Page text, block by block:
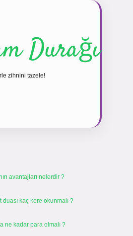
Durağı
zihnini tazele!
avantajları nelerdir ?
duası kaç kere okunmalı ?
ne kadar para olmalı ?